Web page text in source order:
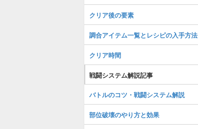
クリア後の要素
調合アイテム一覧とレシピの入手方法
クリア時間
戦闘システム解説記事
バトルのコツ・戦闘システム解説
部位破壊のやり方と効果